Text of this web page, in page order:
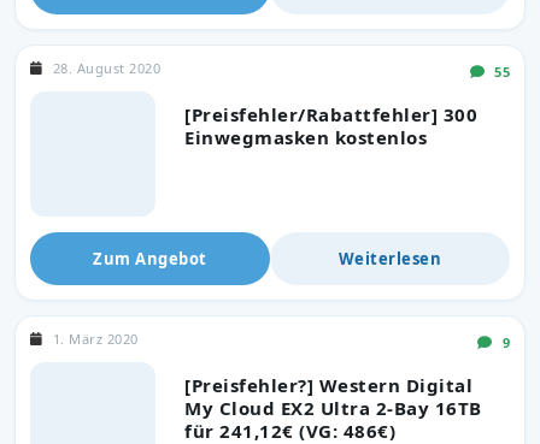
[Preisfehler/Rabattfehler] 300
Einwegmasken kostenlos
28. August 2020 55
Zum Angebot Weiterlesen
[Preisfehler?] Western Digital
My Cloud EX2 Ultra 2-Bay 16TB
für 241,12€ (VG: 486€)
1. März 2020 9